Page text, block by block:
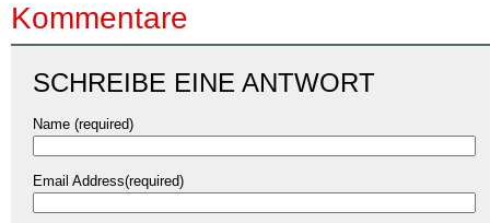
Kommentare
SCHREIBE EINE ANTWORT
Name (required)
Email Address(required)